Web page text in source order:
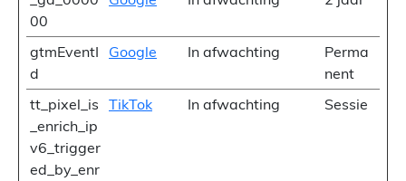
00
gtmEventI
d
Google In afwachting
Perma
nent
tt_pixel_is
_enrich_ip
v6_trigger
ed_by_enr
TikTok In afwachting Sessie